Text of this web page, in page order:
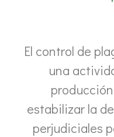
El control de
una
estabilizar la
perjudiciales